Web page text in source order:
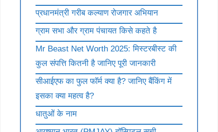
प्रधानमंत्री गरीब कल्याण रोजगार अभियान
ग्राम सभा और ग्राम पंचायत किसे कहते है
Mr Beast Net Worth 2025: मिस्टरबीस्ट की
कुल संपत्ति कितनी है जानिए पूरी जानकारी
सीआईएफ का फुल फॉर्म क्या है? जानिए बैंकिंग में
इसका क्या महत्व है?
धातुओं के नाम